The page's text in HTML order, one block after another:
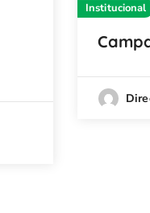
Institucional